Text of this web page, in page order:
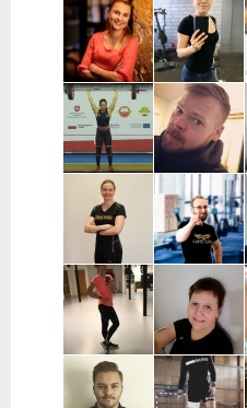
Pekka
Kauranen |
Pohjois-
Pohjanmaa
Mervi
Wennerstrand
| Helsinki,
Ranska
Kaisa
Poikajärvi |
Espoo
Essi Malíková
| Tampere
Jutta Selin |
Pirkanmaa
Ville Suur-
Inkeroinen |
Varsinais-
Suomi
Noora Karme |
Espoo ja
Helsinki
Leppänen |
Pirkanmaa
Laura Raisio |
Kärkölä,
Hollola, Lahti,
Teija Augustin
| Varsinais-
Suomi, Turku